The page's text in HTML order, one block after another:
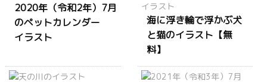
2020年（令和2年）7月
のペットカレンダー
イラスト
海に浮き輪で浮かぶ犬
と猫のイラスト【無
料】